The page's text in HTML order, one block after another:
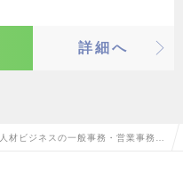
詳細へ
人材ビジネスの一般事務・営業事務の